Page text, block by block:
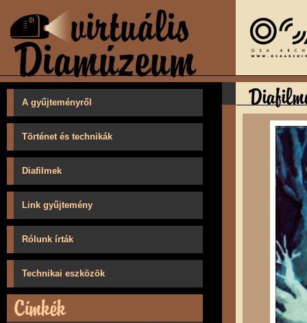
A gyűjteményről
Történet és technikák
Diafilmek
Link gyűjtemény
Rólunk írták
Technikai eszközök